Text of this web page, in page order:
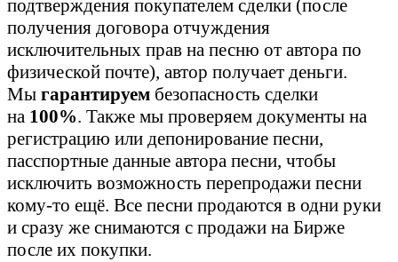
подтверждения покупателем сделки (после
получения договора отчуждения
исключительных прав на песню от автора по
физической почте), автор получает деньги.
Мы гарантируем безопасность сделки
на 100%. Также мы проверяем документы на
регистрацию или депонирование песни,
пасспортные данные автора песни, чтобы
исключить возможность перепродажи песни
кому-то ещё. Все песни продаются в одни руки
и сразу же снимаются с продажи на Бирже
после их покупки.